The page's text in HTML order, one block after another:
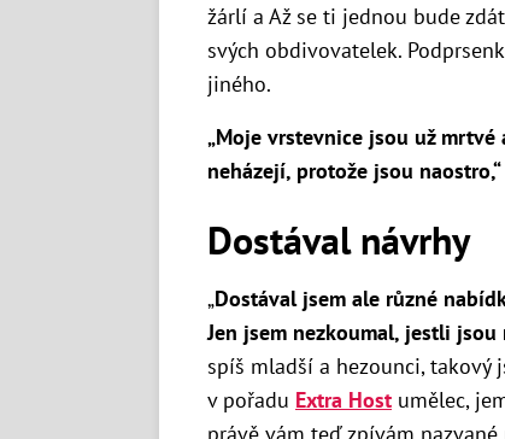
žárlí a Až se ti jednou bude
svých obdivovatelek.
jiného.
„Moje vrstevnice jsou už
neházejí, protože jsou naostro,“
Dostával návrhy
„Dostával jsem ale různé
Jen jsem nezkoumal, jestli
spíš mladší a hezounci, takový
v pořadu Extra Host umělec,
právě vám teď zpívám